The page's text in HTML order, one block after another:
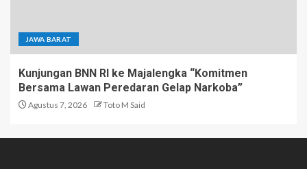
JAWA BARAT
Kunjungan BNN RI ke Majalengka “Komitmen
Bersama Lawan Peredaran Gelap Narkoba”
Agustus 7, 2026 Toto M Said